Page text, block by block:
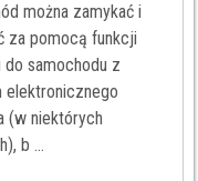
można zamykać i
za pomocą funkcji
do samochodu z
elektronicznego
(w niektórych
b ...